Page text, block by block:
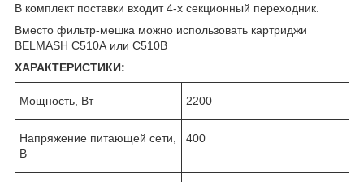
В комплект поставки входит 4-х секционный переходник.
Вместо фильтр-мешка можно использовать картриджи
BELMASH С510А или С510В
ХАРАКТЕРИСТИКИ:
Мощность, Вт 2200
Напряжение питающей сети,
В
400